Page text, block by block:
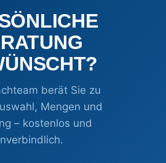
berät Sie zu
Mengen und
– kostenlos und